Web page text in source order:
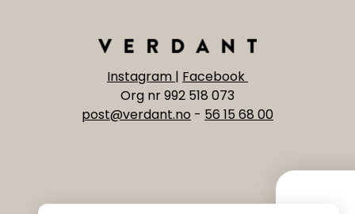
Instagram | Facebook
Org nr 992 518 073
post@verdant.no - 56 15 68 00